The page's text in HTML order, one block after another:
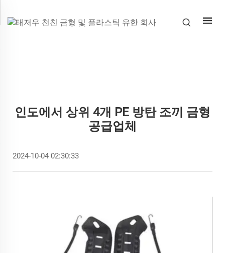
인도에서 상위 4개 PE 방탄 조끼 금형
공급업체
2024-10-04 02:30:33